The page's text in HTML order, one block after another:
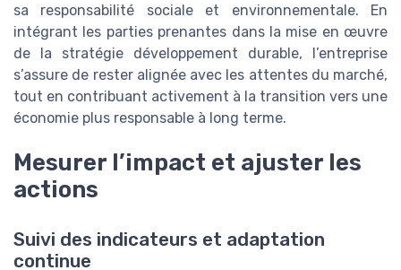
sa responsabilité sociale et environnementale. En
intégrant les parties prenantes dans la mise en œuvre
de la stratégie développement durable, l’entreprise
s’assure de rester alignée avec les attentes du marché,
tout en contribuant activement à la transition vers une
économie plus responsable à long terme.
Mesurer l’impact et ajuster les
actions
Suivi des indicateurs et adaptation
continue